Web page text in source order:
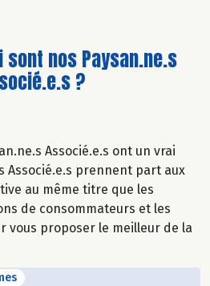
sont nos Paysan.ne.s
?
Associé.e.s ont un vrai
Associé.e.s prennent part aux
au même titre que les
de consommateurs et les
vous proposer le meilleur de la